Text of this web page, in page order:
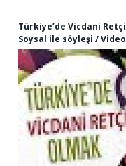
Türkiye’de Vicdani Retçi
Soysal ile söyleşi /